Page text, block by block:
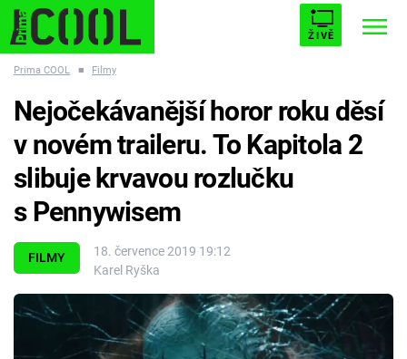
ŽIVĚ
ESCAPE PLNEJ KOTEL AVENGERS 5
Témata
Filmy
Prima COOL ■ Filmy
FILMY
18. července 2019 19:12
Karel Ryška
Nejočekávanější horor roku děsí
v novém traileru. To Kapitola 2
slibuje krvavou rozlučku
s Pennywisem